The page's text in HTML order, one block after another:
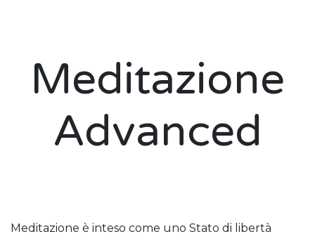
Meditazione
Advanced
Meditazione è inteso come uno Stato di libertà